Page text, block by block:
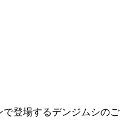
登場するデンジムシのご